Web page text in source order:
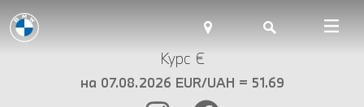
Курс €
на 07.08.2026 EUR/UAH = 51.69